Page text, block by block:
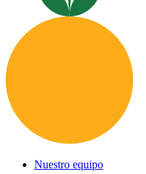
Nuestro equipo